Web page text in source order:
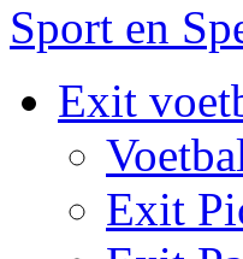
Sport en
Exit
Exit